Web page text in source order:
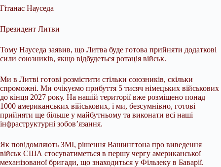
Гітанас Науседа
Президент Литви
Тому Науседа заявив, що Литва буде готова прийняти додаткові
сили союзників, якщо відбудеться ротація військ.
Ми в Литві готові розмістити стільки союзників, скільки
спроможні. Ми очікуємо прибуття 5 тисяч німецьких військових
до кінця 2027 року. На нашій території вже розміщено понад
1000 американських військових, і ми, безсумнівно, готові
прийняти ще більше у майбутньому та виконати всі наші
інфраструктурні зобов’язання.
Як повідомляють ЗМІ, рішення Вашингтона про виведення
військ США стосуватиметься в першу чергу американської
механізованої бригади, що знаходиться у Фільзеку в Баварії.